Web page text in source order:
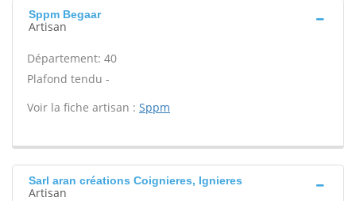
Sppm Begaar
Artisan
Département: 40
Plafond tendu -
Voir la fiche artisan : Sppm
Sarl aran créations Coignieres, Ignieres
Artisan